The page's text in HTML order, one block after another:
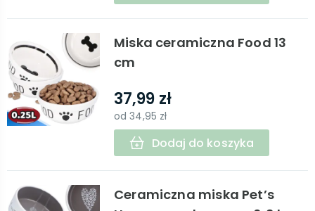
Miska ceramiczna Food 13
cm
37,99 zł
od34,95 zł
Dodaj do koszyka
Ceramiczna miska Pet’s